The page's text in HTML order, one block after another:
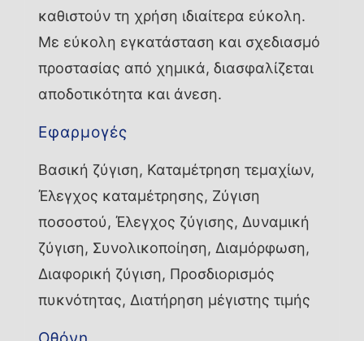
καθιστούν τη χρήση ιδιαίτερα εύκολη.
Με εύκολη εγκατάσταση και σχεδιασμό
προστασίας από χημικά, διασφαλίζεται
αποδοτικότητα και άνεση.
Εφαρμογές
Βασική ζύγιση, Καταμέτρηση τεμαχίων,
Έλεγχος καταμέτρησης, Ζύγιση
ποσοστού, Έλεγχος ζύγισης, Δυναμική
ζύγιση, Συνολικοποίηση, Διαμόρφωση,
Διαφορική ζύγιση, Προσδιορισμός
πυκνότητας, Διατήρηση μέγιστης τιμής